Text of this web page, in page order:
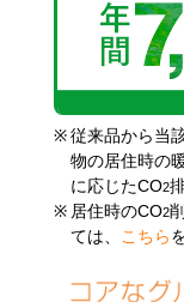
※ 従来品から当
物の居住時の
に応じたCO2
※ 居住時のCO2
ては、 こちら